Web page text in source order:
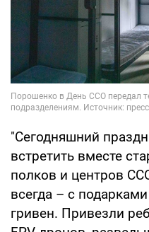
"Сегодняшний
встретить вместе
полков и центров
всегда – с
гривен. Привезли